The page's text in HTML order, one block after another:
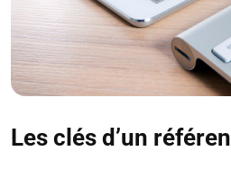
Les clés d’un